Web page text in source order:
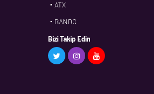
ATX
BANDO
BMS
CDF
Bizi Takip Edin